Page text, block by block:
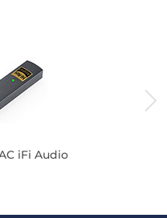
iFi Audio